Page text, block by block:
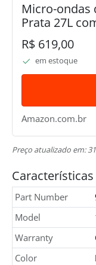
Micro-ondas
Prata 27L
programadas
220V
R$ 619,00
em estoque
Amazon.com.br
Preço atualizado em:
Características
Part Number
Model
Warranty
Color